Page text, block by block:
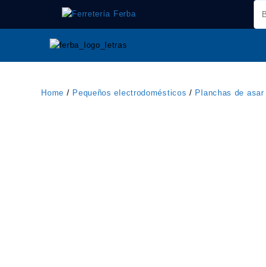
contenido
Home / Pequeños electrodomésticos / Planchas de asar